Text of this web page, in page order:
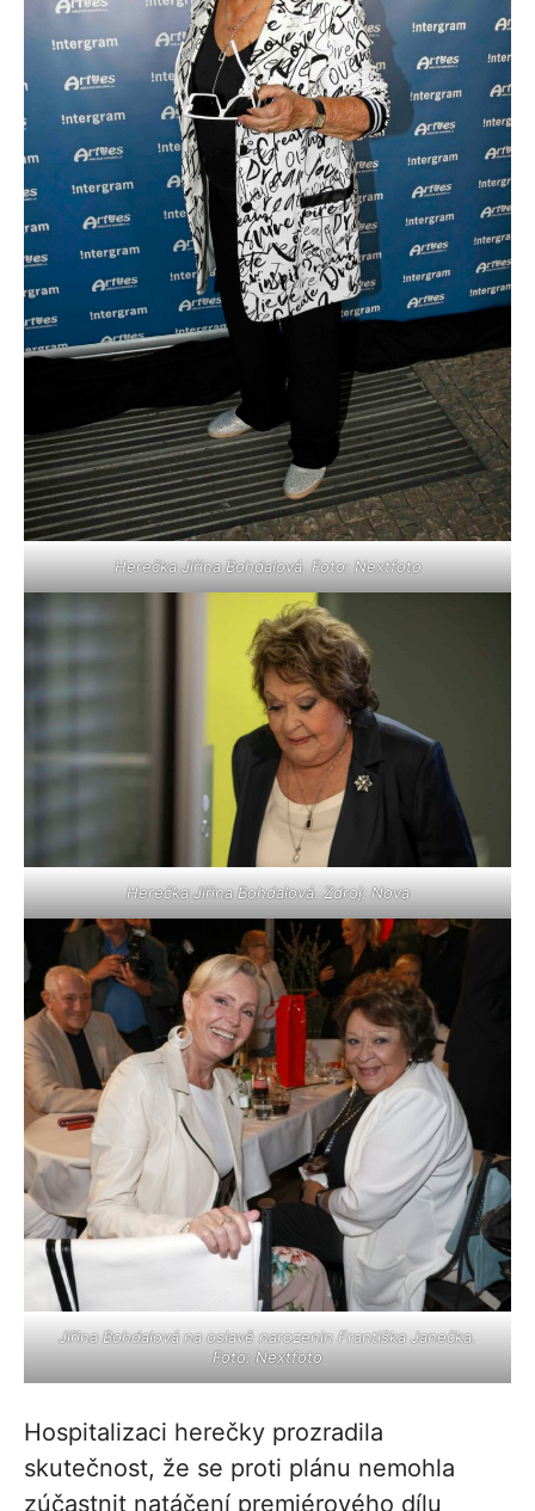
Herečka Jiřina Bohdalová. Foto: Nextfoto
Herečka Jiřina Bohdalová. Zdroj: Nova
Jiřina Bohdalová na oslavě narozenin Františka Janečka.
Foto: Nextfoto
Hospitalizaci herečky prozradila
skutečnost, že se proti plánu nemohla
zúčastnit natáčení premiérového dílu